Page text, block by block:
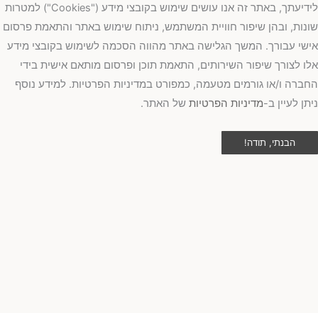
לידיעתך, באתר זה אנו עושים שימוש בקובצי מידע ("Cookies") למטרות
ובהן שיפור חוויית המשתמש, ניתוח שימוש באתר והתאמת פרסום
עבורך. המשך הגלישה באתר מהווה הסכמה לשימוש בקובצי מידע
לצורך שיפור השירותים, התאמת תוכן ופרסום מותאם אישית בידי
ו/או גורמים מטעמה, כמפורט במדיניות הפרטיות. למידע נוסף
לעיין ב-מדיניות הפרטיותשל האתר.
הבנתי, תודה!